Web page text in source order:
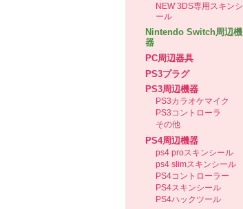
NEW 3DS専用スキンシ
ール
Nintendo Switch周辺機
器
PC周辺器具
PS3プラグ
PS3周辺機器
PS3カラオケマイク
PS3コントローラ
その他
PS4周辺機器
ps4 proスキンシール
ps4 slimスキンシール
PS4コントローラー
PS4スキンシール
PS4ハックツール